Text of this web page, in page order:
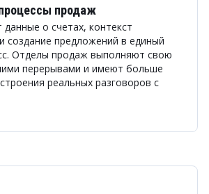
продаж
о счетах, контекст
создание предложений в единый
Отделы продаж выполняют свою
перерывами и имеют больше
реальных разговоров с